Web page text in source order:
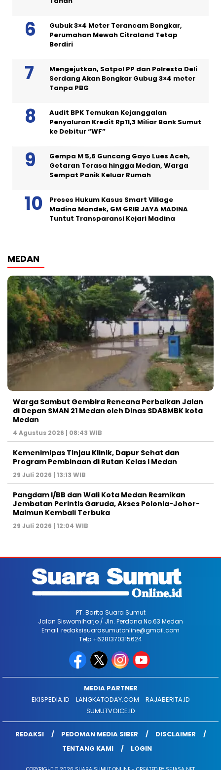
Gubuk 3×4 Meter Terancam Bongkar,
Perumahan Mewah Citraland Tetap
Berdiri
Mengejutkan, Satpol PP dan Polresta Deli
Serdang Akan Bongkar Gubug 3×4 meter
Tanpa PBG
Audit BPK Temukan Kejanggalan
Penyaluran Kredit Rp11,3 Miliar Bank Sumut
ke Debitur “WF”
Gempa M 5,6 Guncang Gayo Lues Aceh,
Getaran Terasa hingga Medan, Warga
Sempat Panik Keluar Rumah
Proses Hukum Kasus Smart Village
Madina Mandek, GM GRIB JAYA MADINA
Tuntut Transparansi Kejari Madina
MEDAN
Warga Sambut Gembira Rencana Perbaikan Jalan
di Depan SMAN 21 Medan oleh Dinas SDABMBK kota
Medan
4 Agustus 2026 | 08:43 WIB
Kemenimipas Tinjau Klinik, Dapur Sehat dan
Program Pembinaan di Rutan Kelas I Medan
29 Juli 2026 | 13:13 WIB
Pangdam I/BB dan Wali Kota Medan Resmikan
Jembatan Perintis Garuda, Akses Polonia-Johor-
Maimun Kembali Terbuka
29 Juli 2026 | 12:04 WIB
PT. Barita Suara Sumut
Jalan Siswomiharjo / Jln. Perdana No.63 Medan
Email: redaksisuarasumutonline@gmail.com
Telp +6281370315624
MEDIA PARTNER
EKISPEDIA.ID
LANGKATODAY.COM
RAJABERITA.ID
SUMUTVOICE.ID
REDAKSI PEDOMAN MEDIA SIBER
DISCLAIMER
TENTANG KAMI
LOGIN